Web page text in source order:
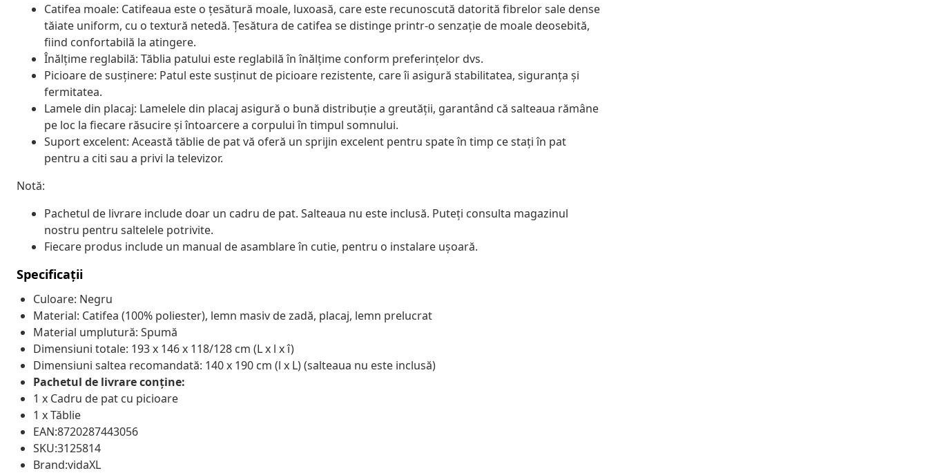
Catifea moale: Catifeaua este o țesătură moale, luxoasă, care este recunoscută datorită fibrelor sale dense
tăiate uniform, cu o textură netedă. Țesătura de catifea se distinge printr-o senzație de moale deosebită,
fiind confortabilă la atingere.
Înălțime reglabilă: Tăblia patului este reglabilă în înălțime conform preferințelor dvs.
Picioare de susținere: Patul este susținut de picioare rezistente, care îi asigură stabilitatea, siguranța și
fermitatea.
Lamele din placaj: Lamelele din placaj asigură o bună distribuție a greutății, garantând că salteaua rămâne
pe loc la fiecare răsucire și întoarcere a corpului în timpul somnului.
Suport excelent: Această tăblie de pat vă oferă un sprijin excelent pentru spate în timp ce stați în pat
pentru a citi sau a privi la televizor.
Notă:
Pachetul de livrare include doar un cadru de pat. Salteaua nu este inclusă. Puteți consulta magazinul
nostru pentru saltelele potrivite.
Fiecare produs include un manual de asamblare în cutie, pentru o instalare ușoară.
Specificații
Culoare: Negru
Material: Catifea (100% poliester), lemn masiv de zadă, placaj, lemn prelucrat
Material umplutură: Spumă
Dimensiuni totale: 193 x 146 x 118/128 cm (L x l x î)
Dimensiuni saltea recomandată: 140 x 190 cm (l x L) (salteaua nu este inclusă)
Pachetul de livrare conține:
1 x Cadru de pat cu picioare
1 x Tăblie
EAN:8720287443056
SKU:3125814
Brand:vidaXL